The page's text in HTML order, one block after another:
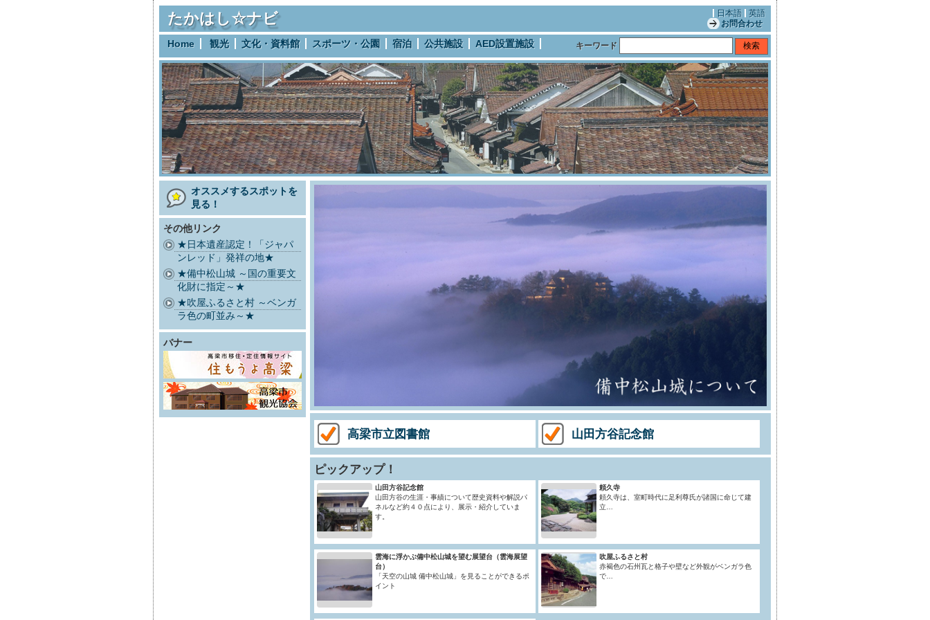
たかはし☆ナビ 日本語
英語
お問合わせ
Home 観光 文化・資料館 スポーツ・公園 宿泊 公共施設 AED設置施設 キーワード
オススメするスポットを
見る！
その他リンク
★日本遺産認定！「ジャパ
ンレッド」発祥の地★
★備中松山城 ～国の重要文
化財に指定～★
★吹屋ふるさと村 ～ベンガ
ラ色の町並み～★
バナー
高梁市立図書館 山田方谷記念館
ピックアップ！
山田方谷記念館
山田方谷の生涯・事績について歴史資料や解説パ
ネルなど約４０点により、展示・紹介していま
す。
頼久寺
頼久寺は、室町時代に足利尊氏が諸国に命じて建
立…
雲海に浮かぶ備中松山城を望む展望台（雲海展望
台）
「天空の山城 備中松山城」を見ることができるポ
イント
吹屋ふるさと村
赤褐色の石州瓦と格子や壁など外観がベンガラ色
で…